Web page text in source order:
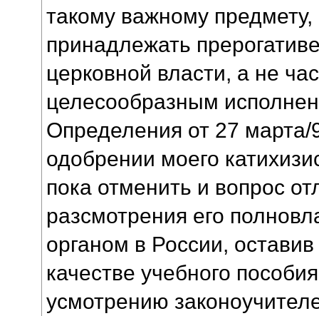
такому важному предмету,
принадлежать
церковной власти, а не
целесообразным
Определения от 27 марта/
одобрении моего
пока отменить и вопрос
разсмотрения его
органом в России,
качестве учебного
усмотрению